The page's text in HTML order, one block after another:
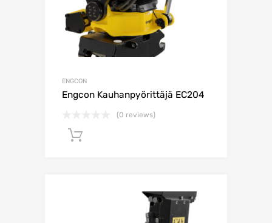
ENGCON
Engcon Kauhanpyörittäjä EC204
(0 reviews)